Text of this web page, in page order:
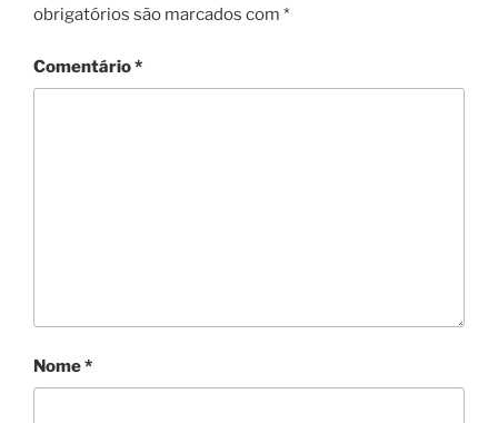
obrigatórios são marcados com *
Comentário*
Nome*